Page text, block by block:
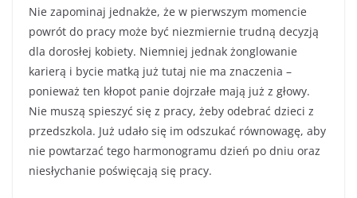
Nie zapominaj jednakże, że w pierwszym momencie
powrót do pracy może być niezmiernie trudną decyzją
dla dorosłej kobiety. Niemniej jednak żonglowanie
karierą i bycie matką już tutaj nie ma znaczenia –
ponieważ ten kłopot panie dojrzałe mają już z głowy.
Nie muszą spieszyć się z pracy, żeby odebrać dzieci z
przedszkola. Już udało się im odszukać równowagę, aby
nie powtarzać tego harmonogramu dzień po dniu oraz
niesłychanie poświęcają się pracy.